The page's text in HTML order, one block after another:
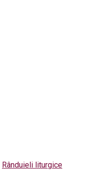
Rânduieli liturgice